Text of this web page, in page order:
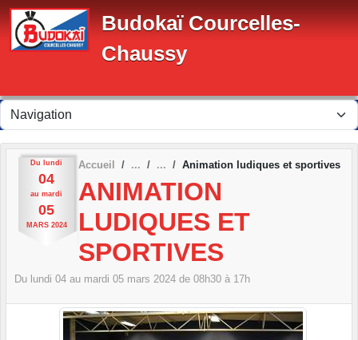
Budokaï Courcelles-
Chaussy
Du lundi
04
au mardi
05
MARS 2024
Accueil Animation ludiques et sportives
ANIMATION
LUDIQUES ET
SPORTIVES
Du lundi 04 au mardi 05 mars 2024 de 08h30 à 17h
Panneau de gestion des cookies